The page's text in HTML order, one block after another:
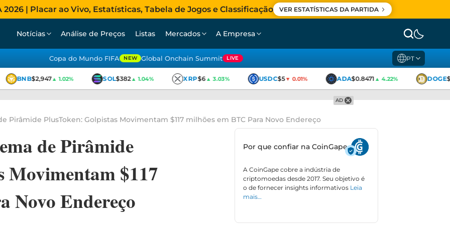
| Placar ao Vivo, Estatísticas, Tabela de Jogos e Classificação VER ESTATÍSTICAS DA PARTIDA
Notícias Análise de Preços Listas Mercados A Empresa
Copa do Mundo FIFA NEW Global Onchain Summit LIVE PT
BNB$2,947▲ 1.02% SOL$382▲ 1.04% XRP$6▲ 3.03% USDC$5▼ 0.01% ADA$0.8471▲ 4.22% DOGE
AD
Pirâmide PlusToken: Golpistas Movimentam $117 milhões em BTC Para Novo Endereço
de Pirâmide
Movimentam $117
Novo Endereço
Por que confiar na CoinGape
A CoinGape cobre a indústria de
criptomoedas desde 2017. Seu objetivo é
o de fornecer insights informativos Leia
mais…